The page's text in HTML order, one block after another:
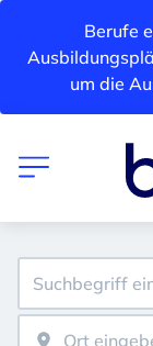
Berufe
um die